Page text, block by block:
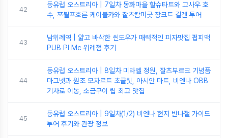
42
동유럽 오스트리아 | 7일차 동화마을 할슈타트와 고사우 호
수, 쯔뵐프호른 케이블카와 잘츠캄머굿 장크트 길겐 투어
43
남위례역 | 얇고 바삭한 씬도우가 매력적인 피자맛집 펍피맥
PUB PI Mc 위례점 후기
44
동유럽 오스트리아 | 8일차 미라벨 정원, 잘츠부르크 기념품
마그넷과 원조 모차르트 초콜릿, 아시안 마트, 비엔나 OBB
기차로 이동, 소금구이 립 최고 맛집
45
동유럽 오스트리아 | 9일차(1/2) 비엔나 현지 반나절 가이드
투어 후기와 관광 정보